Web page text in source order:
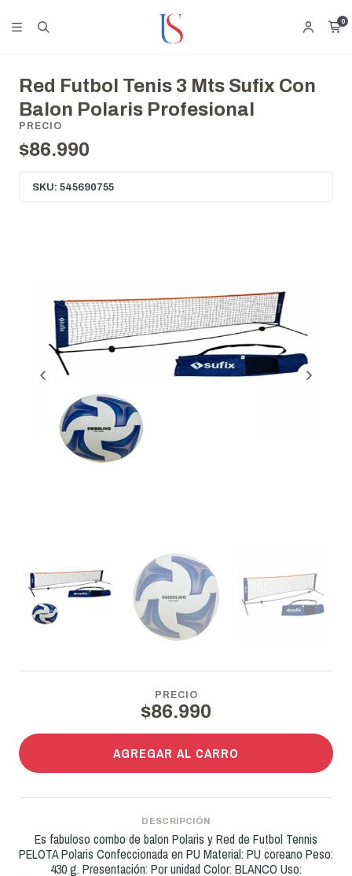
0
Red Futbol Tenis 3 Mts Sufix Con
Balon Polaris Profesional
PRECIO
$86.990
SKU: 545690755
PRECIO
$86.990
AGREGAR AL CARRO
DESCRIPCIÓN
Es fabuloso combo de balon Polaris y Red de Futbol Tennis
PELOTA Polaris Confeccionada en PU Material: PU coreano Peso:
430 g. Presentación: Por unidad Color: BLANCO Uso: